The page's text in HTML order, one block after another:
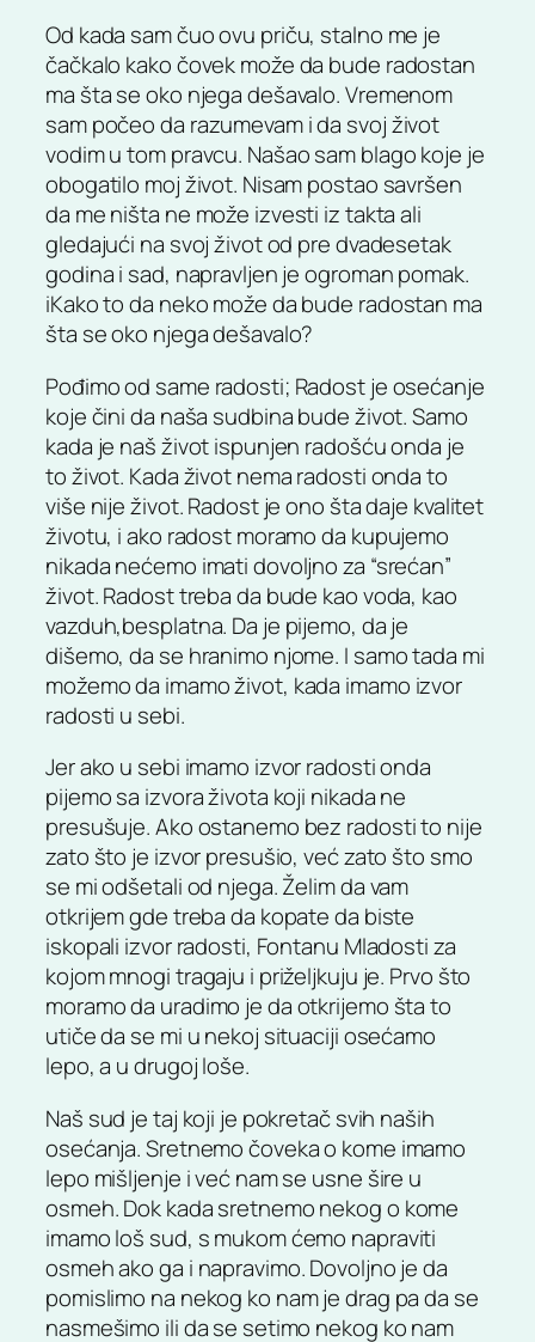
Od kada sam čuo ovu priču, stalno me je
čačkalo kako čovek može da bude radostan
ma šta se oko njega dešavalo. Vremenom
sam počeo da razumevam i da svoj život
vodim u tom pravcu. Našao sam blago koje je
obogatilo moj život. Nisam postao savršen
da me ništa ne može izvesti iz takta ali
gledajući na svoj život od pre dvadesetak
godina i sad, napravljen je ogroman pomak.
iKako to da neko može da bude radostan ma
šta se oko njega dešavalo?
Pođimo od same radosti; Radost je osećanje
koje čini da naša sudbina bude život. Samo
kada je naš život ispunjen radošću onda je
to život. Kada život nema radosti onda to
više nije život. Radost je ono šta daje kvalitet
životu, i ako radost moramo da kupujemo
nikada nećemo imati dovoljno za “srećan”
život. Radost treba da bude kao voda, kao
vazduh,besplatna. Da je pijemo, da je
dišemo, da se hranimo njome. I samo tada mi
možemo da imamo život, kada imamo izvor
radosti u sebi.
Jer ako u sebi imamo izvor radosti onda
pijemo sa izvora života koji nikada ne
presušuje. Ako ostanemo bez radosti to nije
zato što je izvor presušio, već zato što smo
se mi odšetali od njega. Želim da vam
otkrijem gde treba da kopate da biste
iskopali izvor radosti, Fontanu Mladosti za
kojom mnogi tragaju i priželjkuju je. Prvo što
moramo da uradimo je da otkrijemo šta to
utiče da se mi u nekoj situaciji osećamo
lepo, a u drugoj loše.
Naš sud je taj koji je pokretač svih naših
osećanja. Sretnemo čoveka o kome imamo
lepo mišljenje i već nam se usne šire u
osmeh. Dok kada sretnemo nekog o kome
imamo loš sud, s mukom ćemo napraviti
osmeh ako ga i napravimo. Dovoljno je da
pomislimo na nekog ko nam je drag pa da se
nasmešimo ili da se setimo nekog ko nam